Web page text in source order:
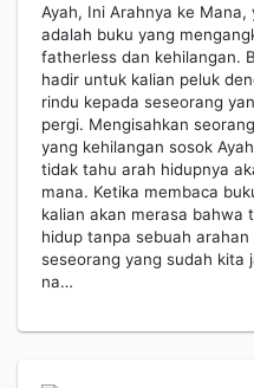
Ayah, Ini Arahnya ke Mana,
adalah buku yang
fatherless dan kehilangan.
hadir untuk kalian peluk
rindu kepada seseorang
pergi. Mengisahkan
yang kehilangan sosok
tidak tahu arah hidupnya
mana. Ketika membaca
kalian akan merasa bahwa
hidup tanpa sebuah arahan
seseorang yang sudah kita
na…